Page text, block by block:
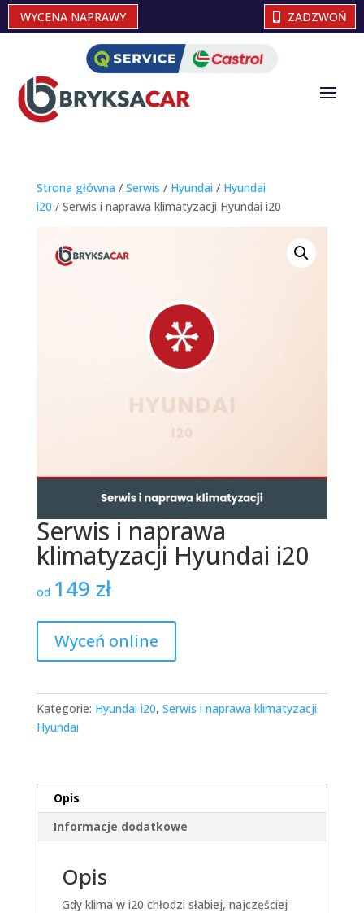
WYCENA NAPRAWY ZADZWOŃ
Strona główna / Serwis / Hyundai / Hyundai
i20 / Serwis i naprawa klimatyzacji Hyundai i20
Serwis i naprawa
klimatyzacji Hyundai i20
od 149 zł
Wyceń online
Kategorie: Hyundai i20, Serwis i naprawa klimatyzacji
Hyundai
Opis
Informacje dodatkowe
Opis
Gdy klima w i20 chłodzi słabiej, najczęściej